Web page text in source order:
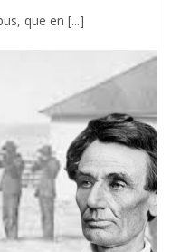
que en [...]